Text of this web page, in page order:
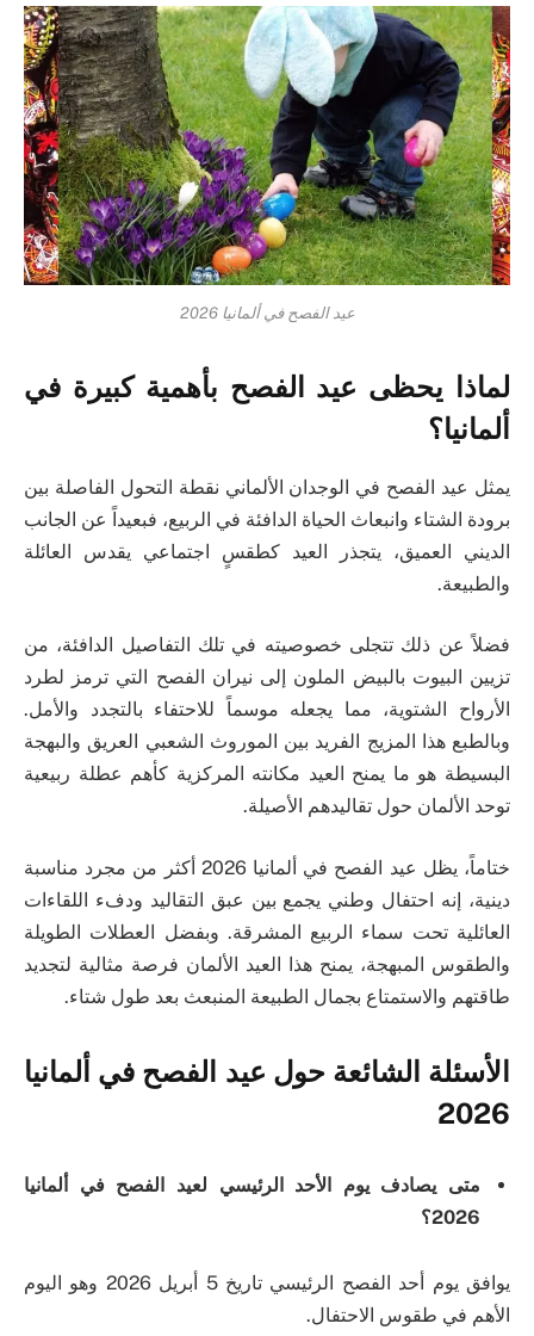
عيد الفصح في ألمانيا 2026
لماذا يحظى عيد الفصح بأهمية كبيرة في
ألمانيا؟
يمثل عيد الفصح في الوجدان الألماني نقطة التحول الفاصلة بين
برودة الشتاء وانبعاث الحياة الدافئة في الربيع، فبعيداً عن الجانب
الديني العميق، يتجذر العيد كطقسٍ اجتماعي يقدس العائلة
والطبيعة.
فضلاً عن ذلك تتجلى خصوصيته في تلك التفاصيل الدافئة، من
تزيين البيوت بالبيض الملون إلى نيران الفصح التي ترمز لطرد
الأرواح الشتوية، مما يجعله موسماً للاحتفاء بالتجدد والأمل.
وبالطبع هذا المزيج الفريد بين الموروث الشعبي العريق والبهجة
البسيطة هو ما يمنح العيد مكانته المركزية كأهم عطلة ربيعية
توحد الألمان حول تقاليدهم الأصيلة.
ختاماً، يظل عيد الفصح في ألمانيا 2026 أكثر من مجرد مناسبة
دينية، إنه احتفال وطني يجمع بين عبق التقاليد ودفء اللقاءات
العائلية تحت سماء الربيع المشرقة. وبفضل العطلات الطويلة
والطقوس المبهجة، يمنح هذا العيد الألمان فرصة مثالية لتجديد
طاقتهم والاستمتاع بجمال الطبيعة المنبعث بعد طول شتاء.
الأسئلة الشائعة حول عيد الفصح في ألمانيا
2026
متى يصادف يوم الأحد الرئيسي لعيد الفصح في ألمانيا
2026؟
يوافق يوم أحد الفصح الرئيسي تاريخ 5 أبريل 2026 وهو اليوم
الأهم في طقوس الاحتفال.